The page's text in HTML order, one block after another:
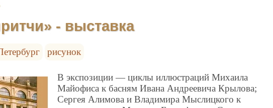
- выставка
рисунок
В экспозиции — циклы иллюстраций Михаила
Майофиса к басням Ивана Андреевича Крылова;
Сергея Алимова и Владимира Мыслицкого к